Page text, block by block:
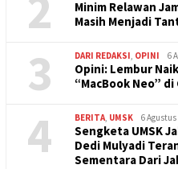
Minim Relawan
Masih Menjadi
3 DARI REDAKSI, OPINI 6
Opini: Lembur
“MacBook Neo”
4 BERITA, UMSK 6 Agustus
Sengketa UMSK
Dedi Mulyadi
Sementara Dari